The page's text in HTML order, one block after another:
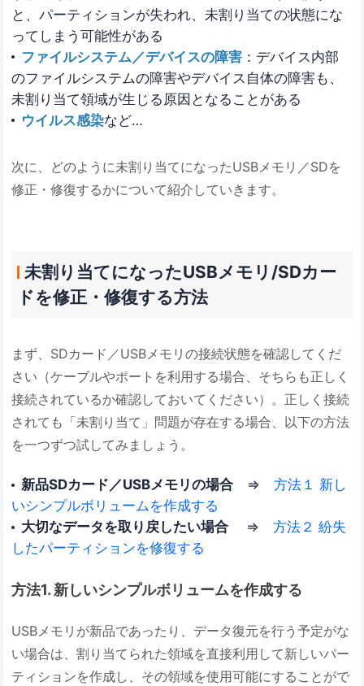
と、パーティションが失われ、未割り当ての状態にな
ってしまう可能性がある
ファイルシステム／デバイスの障害：デバイス内部
のファイルシステムの障害やデバイス自体の障害も、
未割り当て領域が生じる原因となることがある
ウイルス感染など…
次に、どのように未割り当てになったUSBメモリ／SDを
修正・修復するかについて紹介していきます。
未割り当てになったUSBメモリ/SDカー
ドを修正・修復する方法
まず、SDカード／USBメモリの接続状態を確認してくだ
さい（ケーブルやポートを利用する場合、そちらも正しく
接続されているか確認しておいてください）。正しく接続
されても「未割り当て」問題が存在する場合、以下の方法
を一つずつ試してみましょう。
新品SDカード／USBメモリの場合⇒ 方法１ 新し
いシンプルボリュームを作成する
大切なデータを取り戻したい場合⇒ 方法２ 紛失
したパーティションを修復する
方法1. 新しいシンプルボリュームを作成する
USBメモリが新品であったり、データ復元を行う予定がな
い場合は、割り当てられた領域を直接利用して新しいパー
ティションを作成し、その領域を使用可能にすることがで